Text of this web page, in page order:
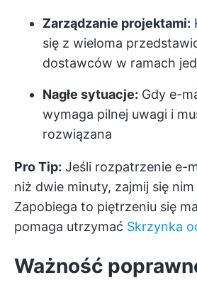
Zarządzanie projektami:
się z wieloma
dostawców w ramach
Nagłe sytuacje: Gdy e-
wymaga pilnej uwagi i
rozwiązana
Pro Tip: Jeśli rozpatrzenie e-
niż dwie minuty, zajmij się
Zapobiega to piętrzeniu się
pomaga utrzymać Skrzynka
Ważność